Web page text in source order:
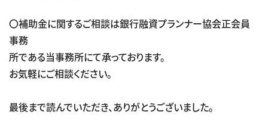
〇補助金に関するご相談は銀行融資プランナー協会正会員
事務
所である当事務所にて承っております。
お気軽にご相談ください。
最後まで読んでいただき、ありがとうございました。